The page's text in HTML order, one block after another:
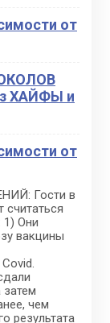
от
ХАЙФЫ и
от
Гости в
считаться
1) Они
вакцины
затем
чем
результата